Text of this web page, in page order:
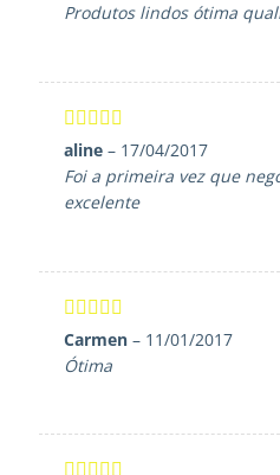
Produtos lindos ótima
Avaliação5
de 5
aline– 17/04/2017
Foi a primeira vez que
excelente
Avaliação
5
de 5
Carmen– 11/01/2017
Ótima